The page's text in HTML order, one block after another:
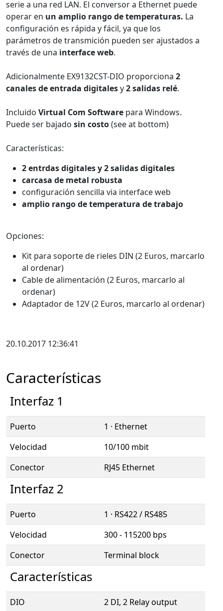
serie a una red LAN. El conversor a Ethernet puede
operar en un amplio rango de temperaturas. La
configuración es rápida y fácil, ya que los
parámetros de transmición pueden ser ajustados a
través de una interface web.
Adicionalmente EX9132CST-DIO proporciona 2
canales de entrada digitalesy2 salidas relé.
Incluido Virtual Com Software para Windows.
Puede ser bajado sin costo(see at bottom)
Características:
2 entrdas digitales y 2 salidas digitales
carcasa de metal robusta
configuración sencilla via interface web
amplio rango de temperatura de trabajo
Opciones:
Kit para soporte de rieles DIN (2 Euros, marcarlo
al ordenar)
Cable de alimentación (2 Euros, marcarlo al
ordenar)
Adaptador de 12V (2 Euros, marcarlo al ordenar)
20.10.2017 12:36:41
Características
Interfaz 1
Puerto
1 · Ethernet
Velocidad
10/100 mbit
Conector
RJ45 Ethernet
Interfaz 2
Puerto
1 · RS422 / RS485
Velocidad
300 - 115200 bps
Conector
Terminal block
Características
DIO
2 DI, 2 Relay output